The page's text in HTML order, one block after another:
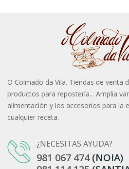
O Colmado da Vila. Tiendas de venta
productos para repostería... Amplia
alimentación y los accesorios para la
cualquier receta.
¿NECESITAS AYUDA?
981 067 474(NOIA)